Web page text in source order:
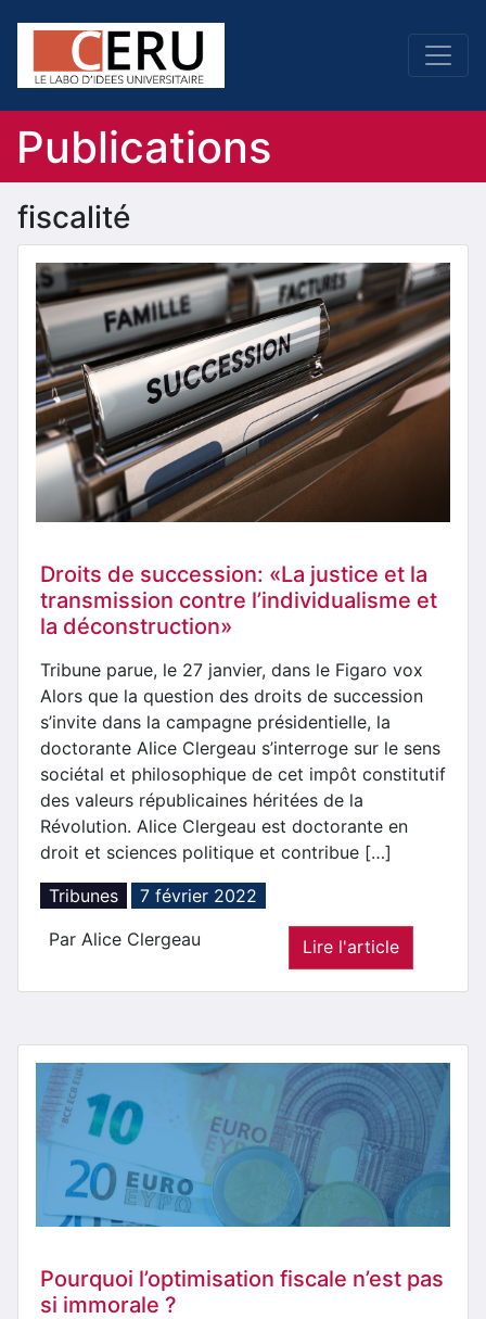
Publications
fiscalité
Droits de succession: «La justice et la
transmission contre l’individualisme et
la déconstruction»
Tribune parue, le 27 janvier, dans le Figaro vox
Alors que la question des droits de succession
s’invite dans la campagne présidentielle, la
doctorante Alice Clergeau s’interroge sur le sens
sociétal et philosophique de cet impôt constitutif
des valeurs républicaines héritées de la
Révolution. Alice Clergeau est doctorante en
droit et sciences politique et contribue […]
Tribunes
7 février 2022
Par Alice Clergeau
Lire l'article
Pourquoi l’optimisation fiscale n’est pas
si immorale ?